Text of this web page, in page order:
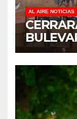
AL AIRE NOTICIAS
PARA
ANTES
CLASES